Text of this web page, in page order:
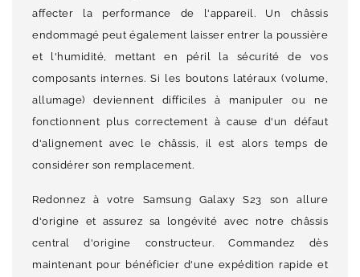
affecter la performance de l'appareil. Un châssis
endommagé peut également laisser entrer la poussière
et l'humidité, mettant en péril la sécurité de vos
composants internes. Si les boutons latéraux (volume,
allumage) deviennent difficiles à manipuler ou ne
fonctionnent plus correctement à cause d'un défaut
d'alignement avec le châssis, il est alors temps de
considérer son remplacement.
Redonnez à votre Samsung Galaxy S23 son allure
d'origine et assurez sa longévité avec notre châssis
central d'origine constructeur. Commandez dès
maintenant pour bénéficier d'une expédition rapide et